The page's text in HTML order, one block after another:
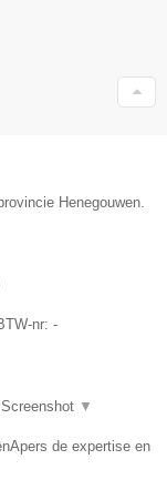
Henegouwen.
nr: -
Screenshot ▼
de expertise en